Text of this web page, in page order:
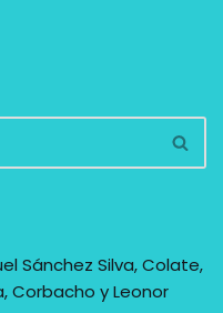
Sánchez Silva, Colate,
Corbacho y Leonor